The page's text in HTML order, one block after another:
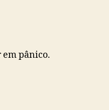
em pânico.